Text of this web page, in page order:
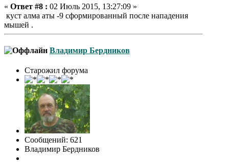
« Ответ #8 : 02 Июль 2015, 13:27:09 »
куст алма аты -9 сформированный после нападения
мышей .
Владимир Бердников
Старожил форума
Сообщений: 621
Владимир Бердников